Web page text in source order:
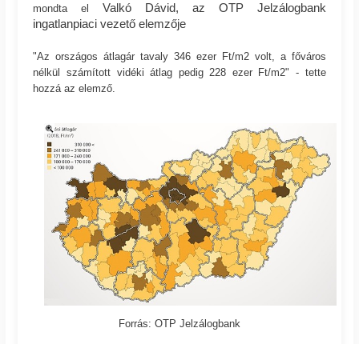
mondta elValkó Dávid, az OTP Jelzálogbank
ingatlanpiaci vezető elemzője
"Az országos átlagár tavaly 346 ezer Ft/m2 volt, a főváros
nélkül számított vidéki átlag pedig 228 ezer Ft/m2" - tette
hozzá az elemző.
Forrás: OTP Jelzálogbank